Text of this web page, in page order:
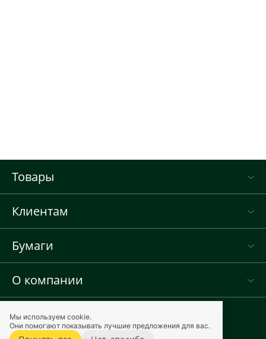
Товары
Клиентам
Бумаги
О компании
Карта сайта Виола © 2012–2026
Мы используем cookie.
Они помогают показывать лучшие предложения для вас.